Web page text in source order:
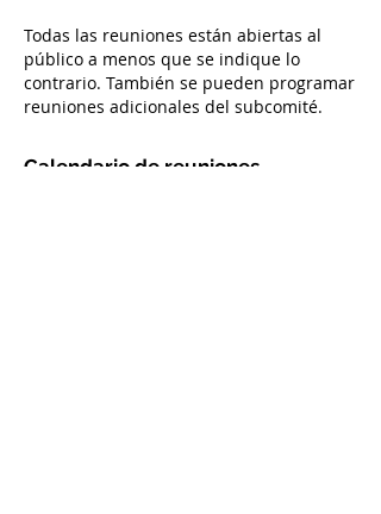
Todas las reuniones están abiertas al
público a menos que se indique lo
contrario. También se pueden programar
reuniones adicionales del subcomité.
Calendario de reuniones